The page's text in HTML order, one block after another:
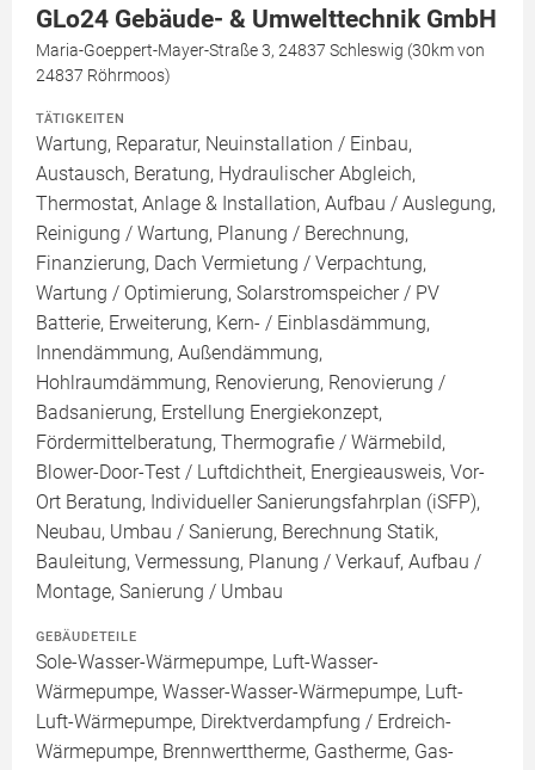
GLo24 Gebäude- & Umwelttechnik GmbH
Maria-Goeppert-Mayer-Straße 3, 24837 Schleswig (30km von
24837 Röhrmoos)
TÄTIGKEITEN
Wartung, Reparatur, Neuinstallation / Einbau,
Austausch, Beratung, Hydraulischer Abgleich,
Thermostat, Anlage & Installation, Aufbau / Auslegung,
Reinigung / Wartung, Planung / Berechnung,
Finanzierung, Dach Vermietung / Verpachtung,
Wartung / Optimierung, Solarstromspeicher / PV
Batterie, Erweiterung, Kern- / Einblasdämmung,
Innendämmung, Außendämmung,
Hohlraumdämmung, Renovierung, Renovierung /
Badsanierung, Erstellung Energiekonzept,
Fördermittelberatung, Thermografie / Wärmebild,
Blower-Door-Test / Luftdichtheit, Energieausweis, Vor-
Ort Beratung, Individueller Sanierungsfahrplan (iSFP),
Neubau, Umbau / Sanierung, Berechnung Statik,
Bauleitung, Vermessung, Planung / Verkauf, Aufbau /
Montage, Sanierung / Umbau
GEBÄUDETEILE
Sole-Wasser-Wärmepumpe, Luft-Wasser-
Wärmepumpe, Wasser-Wasser-Wärmepumpe, Luft-
Luft-Wärmepumpe, Direktverdampfung / Erdreich-
Wärmepumpe, Brennwerttherme, Gastherme, Gas-